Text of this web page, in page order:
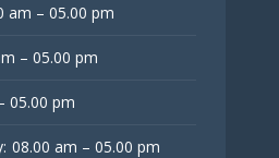
am – 05.00 pm
– 05.00 pm
05.00 pm
08.00 am – 05.00 pm